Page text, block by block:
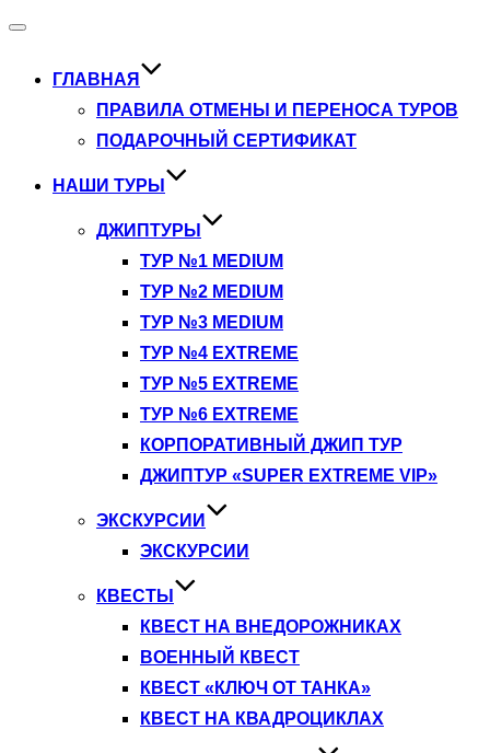
Переключить
ГЛАВНАЯ
ПРАВИЛА ОТМЕНЫ И ПЕРЕНОСА ТУРОВ
ПОДАРОЧНЫЙ СЕРТИФИКАТ
НАШИ ТУРЫ
ДЖИПТУРЫ
ТУР №1 MEDIUM
ТУР №2 MEDIUM
ТУР №3 MEDIUM
ТУР №4 EXTREME
ТУР №5 EXTREME
ТУР №6 EXTREME
КОРПОРАТИВНЫЙ ДЖИП ТУР
ДЖИПТУР «SUPER EXTREME VIP»
ЭКСКУРСИИ
ЭКСКУРСИИ
КВЕСТЫ
КВЕСТ НА ВНЕДОРОЖНИКАХ
ВОЕННЫЙ КВЕСТ
КВЕСТ «КЛЮЧ ОТ ТАНКА»
КВЕСТ НА КВАДРОЦИКЛАХ